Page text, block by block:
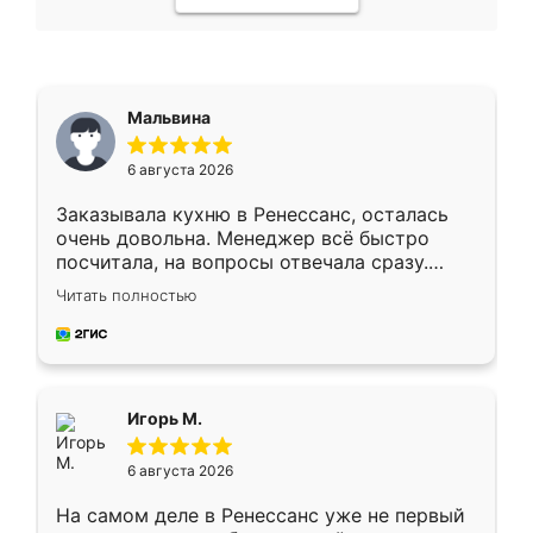
Мальвина
6 августа 2026
Заказывала кухню в Ренессанс, осталась
очень довольна. Менеджер всё быстро
посчитала, на вопросы отвечала сразу.
Замерщик приехал в субботу, подошёл к
делу со всей ответственностью. Собрали
за день, ребята работали аккуратно, даже
Читать полностью
Игорь М.
6 августа 2026
На самом деле в Ренессанс уже не первый